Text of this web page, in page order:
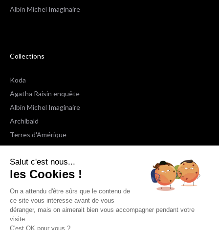
Salut c'est nous...
les Cookies !
On a attendu d'être sûrs que le contenu de
ce site vous intéresse avant de vous
déranger, mais on aimerait bien vous accompagner pendant votre
visite...
C'est OK pour vous ?
Albin Michel Imaginaire
Collections
Koda
Agatha Raisin enquête
Albin Michel Imaginaire
Archibald
Terres d'Amérique
Espaces Libres Poche
NOX
Wiz
Voir toutes les collections
Nous suivre